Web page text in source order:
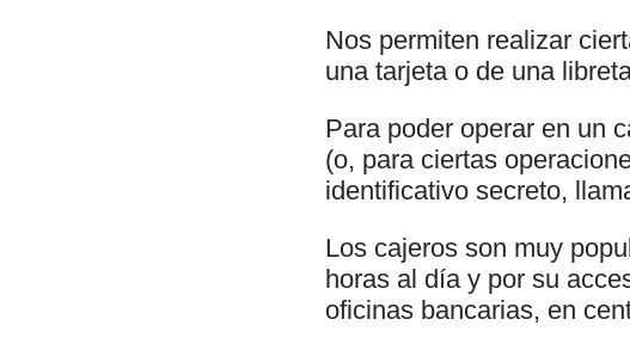
Nos permiten realizar
una tarjeta o de una
Para poder operar en un
(o, para ciertas
identificativo secreto,
Los cajeros son muy
horas al día y por su
oficinas bancarias, en